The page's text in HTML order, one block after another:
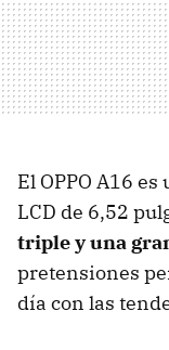
El OPPO A16
LCD de 6,52
triple y una
pretensiones
día con las